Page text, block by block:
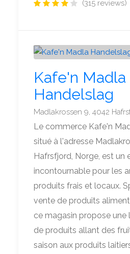
(315 reviews)
Kafe'n Madla
Handelslag
Madlakrossen 9, 4042
Le commerce Kafe'n
situé à l'adresse
Hafrsfjord, Norge, est un
incontournable pour les
produits frais et locaux.
vente de produits
ce magasin propose une
de produits allant des
saison aux produits